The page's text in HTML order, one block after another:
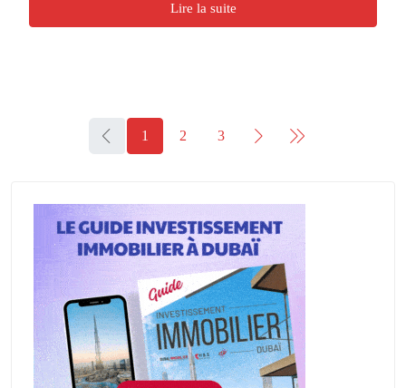
Lire la suite
1 2 3